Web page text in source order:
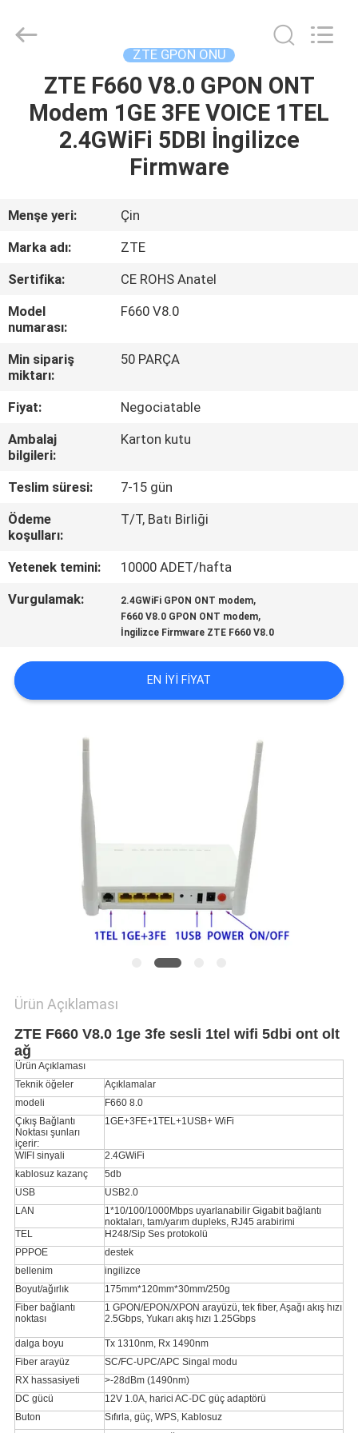
ÜRÜN:%
HAKKIMIZDA
TURU
KONTROL
BIZIMLE
ILETIŞIME
GEÇIN
BIR
HARITASI
PRIVACY
LIMITED.
ZTE GPON ONU
ZTE F660 V8.0 GPON ONT
Modem 1GE 3FE VOICE 1TEL
2.4GWiFi 5DBI İngilizce
Firmware
Menşe yeri:
Çin
Marka adı:
ZTE
Sertifika:
CE ROHS Anatel
Model
numarası:
F660 V8.0
Min sipariş
miktarı:
50 PARÇA
Fiyat:
Negociatable
Ambalaj
bilgileri:
Karton kutu
Teslim süresi:
7-15 gün
Ödeme
koşulları:
T/T, Batı Birliği
Yetenek temini:
10000 ADET/hafta
Vurgulamak:
2.4GWiFi GPON ONT modem,
F660 V8.0 GPON ONT modem,
İngilizce Firmware ZTE F660 V8.0
EN IYI FIYAT
Ürün Açıklaması
ZTE F660 V8.0 1ge 3fe sesli 1tel wifi 5dbi ont olt
ağ
Ürün Açıklaması
Teknik öğeler
Açıklamalar
modeli
F660 8.0
Çıkış Bağlantı
Noktası şunları
içerir:
1GE+3FE+1TEL+1USB+ WiFi
WIFI sinyali
2.4GWiFi
kablosuz kazanç
5db
USB
USB2.0
LAN
1*10/100/1000Mbps uyarlanabilir Gigabit bağlantı
noktaları, tam/yarım dupleks, RJ45 arabirimi
TEL
H248/Sip Ses protokolü
PPPOE
destek
bellenim
ingilizce
Boyut/ağırlık
175mm*120mm*30mm/250g
Fiber bağlantı
noktası
1 GPON/EPON/XPON arayüzü, tek fiber, Aşağı akış hızı
2.5Gbps, Yukarı akış hızı 1.25Gbps
dalga boyu
Tx 1310nm, Rx 1490nm
Fiber arayüz
SC/FC-UPC/APC Singal modu
RX hassasiyeti
>-28dBm (1490nm)
DC gücü
12V 1.0A, harici AC-DC güç adaptörü
Buton
Sıfırla, güç, WPS, Kablosuz